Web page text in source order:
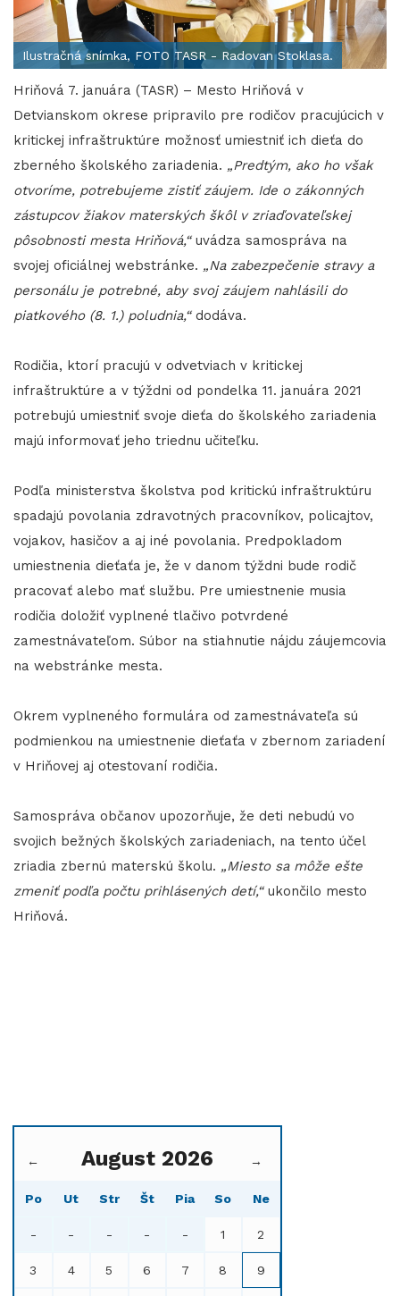
Ilustračná snímka, FOTO TASR - Radovan Stoklasa.
Hriňová 7. januára (TASR) – Mesto Hriňová v
Detvianskom okrese pripravilo pre rodičov pracujúcich v
kritickej infraštruktúre možnosť umiestniť ich dieťa do
zberného školského zariadenia. „Predtým, ako ho však
otvoríme, potrebujeme zistiť záujem. Ide o zákonných
zástupcov žiakov materských škôl v zriaďovateľskej
pôsobnosti mesta Hriňová,“ uvádza samospráva na
svojej oficiálnej webstránke. „Na zabezpečenie stravy a
personálu je potrebné, aby svoj záujem nahlásili do
piatkového (8. 1.) poludnia,“dodáva.
Rodičia, ktorí pracujú v odvetviach v kritickej
infraštruktúre a v týždni od pondelka 11. januára 2021
potrebujú umiestniť svoje dieťa do školského zariadenia
majú informovať jeho triednu učiteľku.
Podľa ministerstva školstva pod kritickú infraštruktúru
spadajú povolania zdravotných pracovníkov, policajtov,
vojakov, hasičov a aj iné povolania. Predpokladom
umiestnenia dieťaťa je, že v danom týždni bude rodič
pracovať alebo mať službu. Pre umiestnenie musia
rodičia doložiť vyplnené tlačivo potvrdené
zamestnávateľom. Súbor na stiahnutie nájdu záujemcovia
na webstránke mesta.
Okrem vyplneného formulára od zamestnávateľa sú
podmienkou na umiestnenie dieťaťa v zbernom zariadení
v Hriňovej aj otestovaní rodičia.
Samospráva občanov upozorňuje, že deti nebudú vo
svojich bežných školských zariadeniach, na tento účel
zriadia zbernú materskú školu. „Miesto sa môže ešte
zmeniť podľa počtu prihlásených detí,“ ukončilo mesto
Hriňová.
← August 2026 →
Po Ut Str Št Pia So Ne
- - - - - 1 2
3 4 5 6 7 8 9